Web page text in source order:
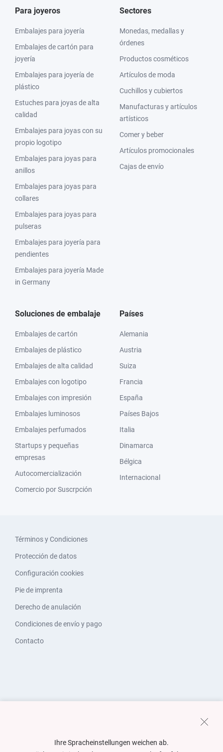
Para joyeros
Embalajes para joyería
Embalajes de cartón para
joyería
Embalajes para joyería de
plástico
Estuches para joyas de alta
calidad
Embalajes para joyas con su
propio logotipo
Embalajes para joyas para
anillos
Embalajes para joyas para
collares
Embalajes para joyas para
pulseras
Embalajes para joyería para
pendientes
Embalajes para joyería Made
in Germany
Sectores
Monedas, medallas y
órdenes
Productos cosméticos
Artículos de moda
Cuchillos y cubiertos
Manufacturas y artículos
artísticos
Comer y beber
Artículos promocionales
Cajas de envío
Soluciones de embalaje
Embalajes de cartón
Embalajes de plástico
Embalajes de alta calidad
Embalajes con logotipo
Embalajes con impresión
Embalajes luminosos
Embalajes perfumados
Startups y pequeñas
empresas
Autocomercialización
Comercio por Suscrpción
Países
Alemania
Austria
Suiza
Francia
España
Países Bajos
Italia
Dinamarca
Bélgica
Internacional
Términos y Condiciones
Protección de datos
Configuración cookies
Pie de imprenta
Derecho de anulación
Condiciones de envío y pago
Contacto
Ihre Spracheinstellungen weichen ab.